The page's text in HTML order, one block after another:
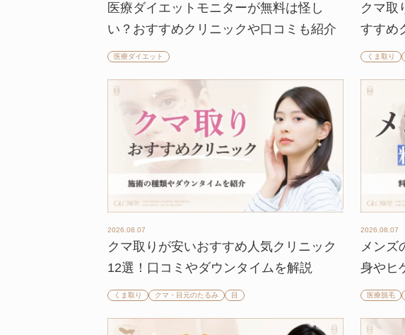
医療ダイエットモニターが無料は怪し
い？おすすめクリニックや口コミも紹介
医療ダイエット
クマ取
すすめ
くま取り
2026.08.07
クマ取りが安いおすすめ人気クリニック
12選！口コミやダウンタイムを解説
くま取り クマ・目元のたるみ 目
2026.08.07
メンズ
身やヒ
医療脱毛